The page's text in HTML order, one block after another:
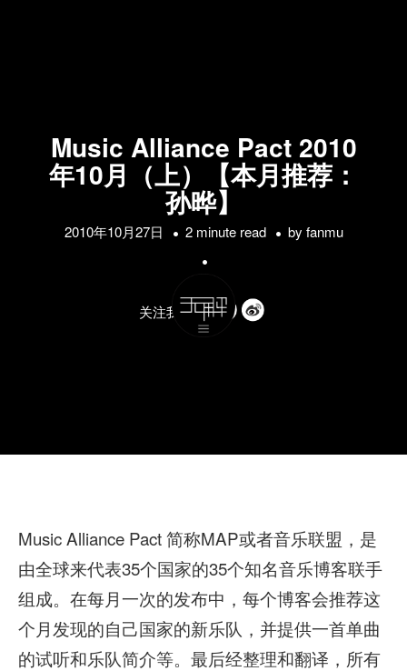
Music Alliance Pact 2010
年10月（上）【本月推荐：
孙晔】
2010年10月27日 2 minute read by fanmu
关注我们的:
Music Alliance Pact 简称MAP或者音乐联盟，是
由全球来代表35个国家的35个知名音乐博客联手
组成。在每月一次的发布中，每个博客会推荐这
个月发现的自己国家的新乐队，并提供一首单曲
的试听和乐队简介等。最后经整理和翻译，所有